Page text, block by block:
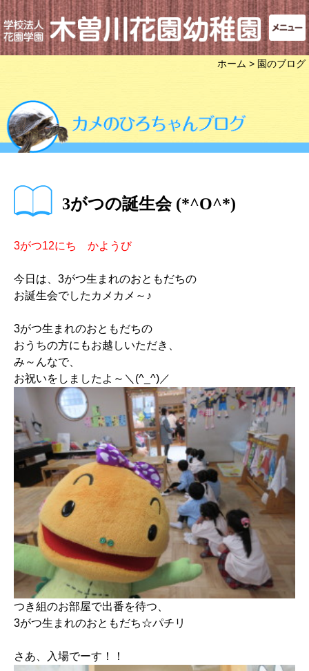
ホーム > 園のブログ
3がつの誕生会 (*^O^*)
3がつ12にち かようび
今日は、3がつ生まれのおともだちの
お誕生会でしたカメカメ～♪
3がつ生まれのおともだちの
おうちの方にもお越しいただき、
み～んなで、
お祝いをしましたよ～＼(^_^)／
つき組のお部屋で出番を待つ、
3がつ生まれのおともだち☆パチリ
さあ、入場でーす！！